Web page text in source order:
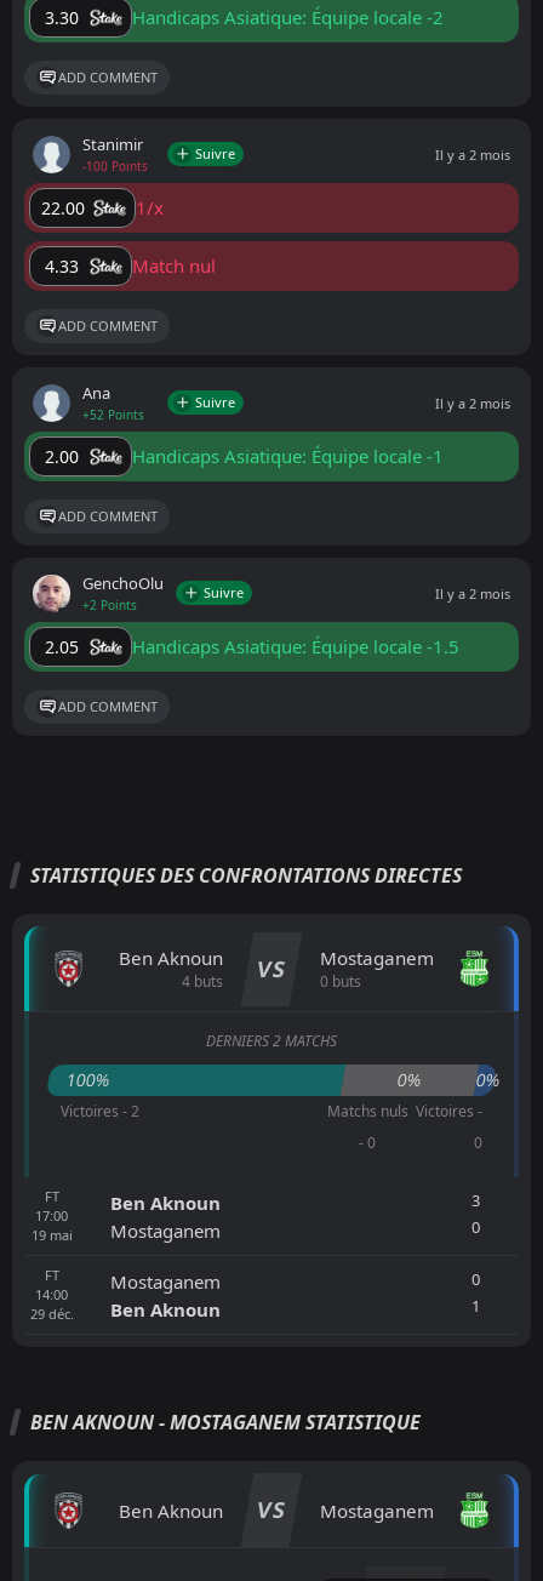
3.30 Handicaps Asiatique: Équipe locale -2
ADD COMMENT
Stanimir
-100 Points
Suivre Il y a 2 mois
22.00 1/x
4.33 Match nul
ADD COMMENT
Ana
+52 Points
Suivre Il y a 2 mois
2.00 Handicaps Asiatique: Équipe locale -1
ADD COMMENT
GenchoOlu
+2 Points
Suivre Il y a 2 mois
2.05 Handicaps Asiatique: Équipe locale -1.5
ADD COMMENT
STATISTIQUES DES CONFRONTATIONS DIRECTES
Ben Aknoun
4 buts VS Mostaganem
0 buts
DERNIERS 2 MATCHS
100% 0% 0%
Victoires - 2
Matchs nuls
- 0
Victoires -
0
FT
17:00
19 mai
Ben Aknoun
Mostaganem
3
0
FT
14:00
29 déc.
Mostaganem
Ben Aknoun
0
1
BEN AKNOUN - MOSTAGANEM STATISTIQUE
Ben Aknoun VS Mostaganem